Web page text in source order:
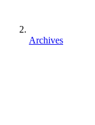
Archives